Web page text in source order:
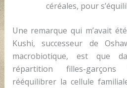
céréales, pour
Une remarque qui m’avait
Kushi, successeur de
macrobiotique, est que
répartition filles-
rééquilibrer la cellule